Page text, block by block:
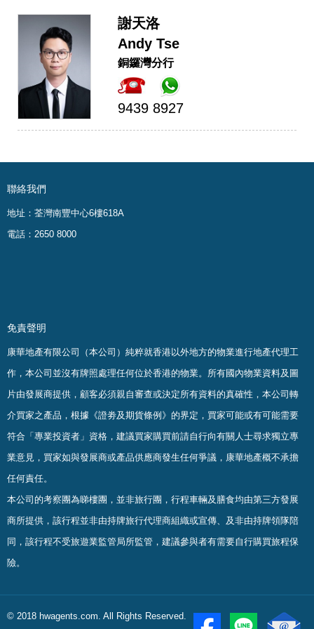
謝天洛
Andy Tse
銅鑼灣分行
9439 8927
聯絡我們
地址：荃灣南豐中心6樓618A
電話：2650 8000
免責聲明
康華地產有限公司（本公司）純粹就香港以外地方的物業進行地產代理工
作，本公司並沒有牌照處理任何位於香港的物業。 所有國內物業資料及圖
片由發展商提供，顧客必須親自審查或決定所有資料的真確性 ， 本公司轉
介買家之產品，根據《證劵及期貨條例》的界定，買家可能或有可能需要
符合「專業投資者」資格，建議買家購買前請自行向有關人士尋求獨立專
業意見，買家如與發展商或產品供應商發生任何爭議，康華地產概不承擔
任何責任。
本公司的考察團為睇樓團，並非旅行團，行程車輛及膳食均由第三方發展
商所提供，該行程並非由持牌旅行代理商組織或宣傳、及非由持牌領隊陪
同，該行程不受旅遊業監管局所監管，建議參與者有需要自行購買旅程保
險。
© 2018 hwagents.com. All Rights Reserved.